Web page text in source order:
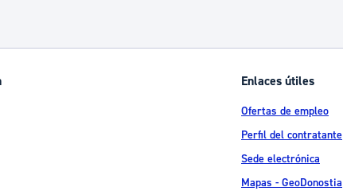
Enlaces útiles
Ofertas de empleo
Perfil del contratante
Sede electrónica
Mapas - GeoDonostia